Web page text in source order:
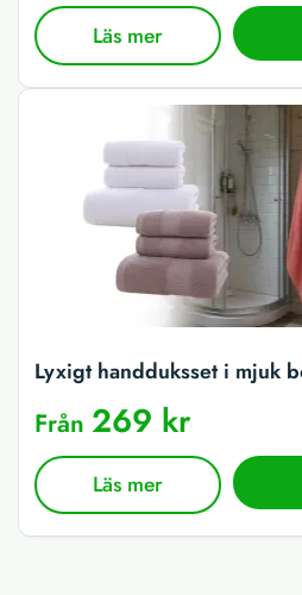
Läs mer
Lyxigt handduksset i mjuk
Från 269 kr
Läs mer